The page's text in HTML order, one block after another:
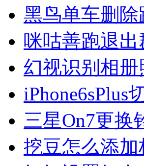
黑鸟单车删除
咪咕善跑退出
幻视识别相册
iPhone6sPlus
三星On7更换
挖豆怎么添